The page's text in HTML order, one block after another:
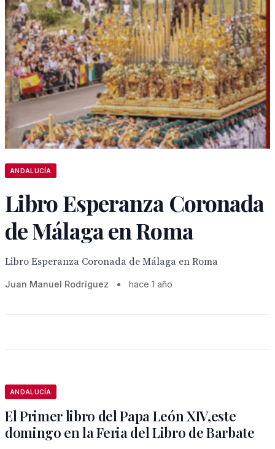
ANDALUCÍA
Libro Esperanza Coronada
de Málaga en Roma
Libro Esperanza Coronada de Málaga en Roma
Juan Manuel Rodríguez • hace 1 año
ANDALUCÍA
El Primer libro del Papa León XIV,este
domingo en la Feria del Libro de Barbate